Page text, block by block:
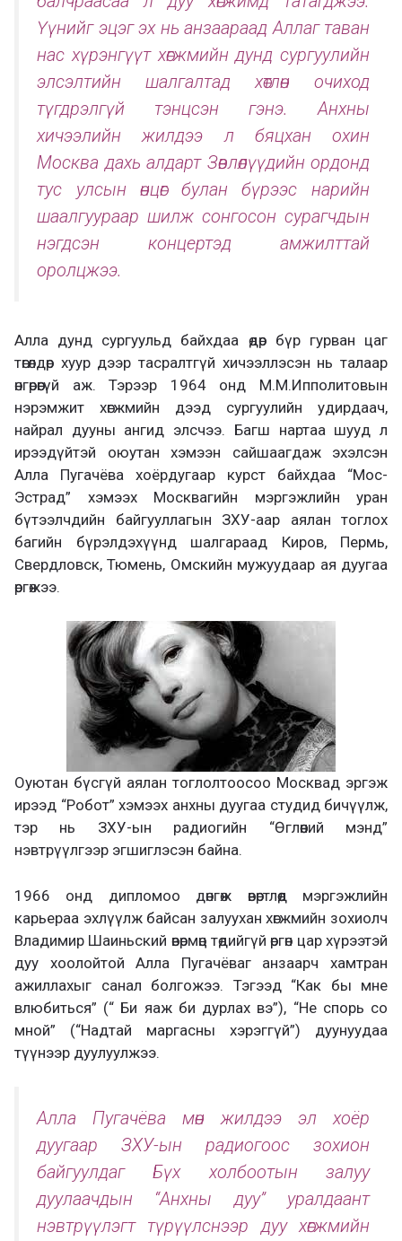
Үүнийг эцэг эх нь анзаараад Аллаг таван
нас хүрэнгүүт хөгжмийн дунд сургуулийн
элсэлтийн шалгалтад хөтлөн очиход
түгдрэлгүй тэнцсэн гэнэ. Анхны
хичээлийн жилдээ л бяцхан охин
Москва дахь алдарт Зөвлөлүүдийн ордонд
тус улсын өнцөг булан бүрээс нарийн
шаалгуураар шилж сонгосон сурагчдын
нэгдсэн концертэд амжилттай
оролцжээ.
Алла дунд сургуульд байхдаа өдөр бүр гурван цаг
төгөлдөр хуур дээр тасралтгүй хичээллэсэн нь талаар
өнгөрөөгүй аж. Тэрээр 1964 онд М.М.Ипполитовын
нэрэмжит хөгжмийн дээд сургуулийн удирдаач,
найрал дууны ангид элсчээ. Багш нартаа шууд л
ирээдүйтэй оюутан хэмээн сайшаагдаж эхэлсэн
Алла Пугачёва хоёрдугаар курст байхдаа “Мос-
Эстрад” хэмээх Москвагийн мэргэжлийн уран
бүтээлчдийн байгууллагын ЗХУ-аар аялан тоглох
багийн бүрэлдэхүүнд шалгараад Киров, Пермь,
Свердловск, Тюмень, Омскийн мужуудаар ая дуугаа
өргөжээ.
Оуютан бүсгүй аялан тоглолтоосоо Москвад эргэж
ирээд “Робот” хэмээх анхны дуугаа студид бичүүлж,
тэр нь ЗХУ-ын радиогийн “Өглөөний мэнд”
нэвтрүүлгээр эгшиглэсэн байна.
1966 онд дипломоо дөнгөж өвөртлөөд мэргэжлийн
карьераа эхлүүлж байсан залуухан хөгжмийн зохиолч
Владимир Шаиньский өвөрмөц төдийгүй өргөн цар хүрээтэй
дуу хоолойтой Алла Пугачёваг анзаарч хамтран
ажиллахыг санал болгожээ. Тэгээд “Как бы мне
влюбиться” (“ Би яаж би дурлах вэ”), “Не спорь со
мной” (“Надтай маргасны хэрэггүй”) дуунуудаа
түүнээр дуулуулжээ.
Алла Пугачёва мөн жилдээ эл хоёр
дуугаар ЗХУ-ын радиогоос зохион
байгуулдаг Бүх холбоотын залуу
дуулаачдын “Анхны дуу” уралдаант
нэвтрүүлэгт түрүүлснээр дуу хөгжмийн